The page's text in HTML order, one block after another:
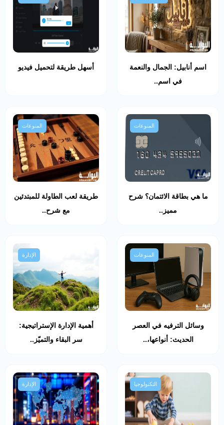
اسم أنابيل: الجمال والنعمة
في اسم..
أسهل طريقة لتحميل فيديو
المنوعات
ما هي بطاقة الائتمان؟ شرح
مميز..
المنوعات
طريقة لعب الطاولة للمبتدئين
مع شرح..
المنوعات
وسائل الترفيه في العصر
الحديث: أنواعها،..
الإدارة
أهمية الإدارة الإستراتيجية:
سر البقاء والتميّز..
التكنولوجيا الإدارة